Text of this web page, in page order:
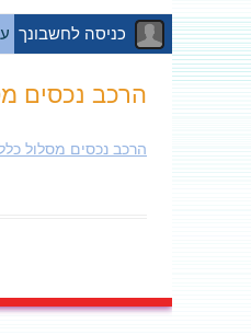
כניסה לחשבונך
הרכב נכסים מסלול
הרכב נכסים מסלול כללי